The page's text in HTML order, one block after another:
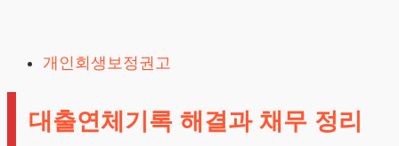
content
개인회생보정권고
대출연체기록 해결과 채무 정리